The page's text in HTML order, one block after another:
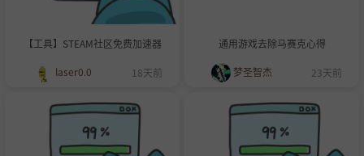
【工具】STEAM社区免费加速器
laser0.0 18天前
通用游戏去除马赛克心得
梦圣智杰 23天前